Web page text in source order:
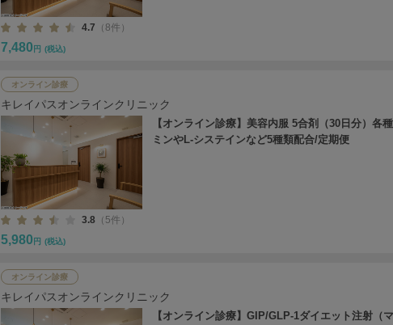
4.7 （8件）
7,480 円 (税込)
オンライン診療
キレイパスオンラインクリニック
【オンライン診療】美容内服 5合剤（30日分）各
ミンやL-システインなど5種類配合/定期便
3.8 （5件）
5,980 円 (税込)
オンライン診療
キレイパスオンラインクリニック
【オンライン診療】GIP/GLP-1ダイエット注射（